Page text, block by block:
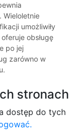
Wieloletnie
umożliwiły
obsługę
po jej
zarówno w
stronach
dostęp do tych